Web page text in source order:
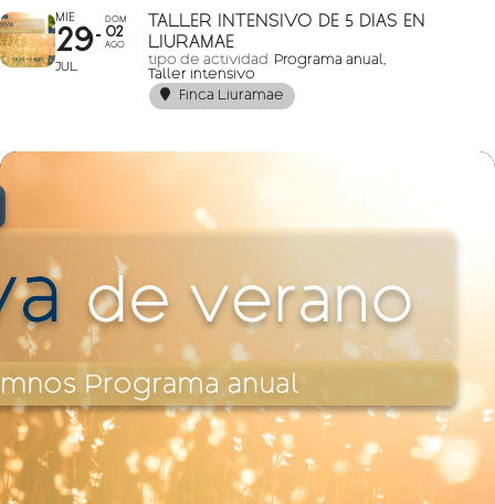
MIE
29
JUL
DOM
02
AGO
TALLER INTENSIVO DE 5 DÍAS EN
LIURAMAE
tipo de actividad Programa anual,
Taller intensivo
Finca Liuramae